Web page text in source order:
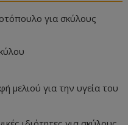
για σκύλους
μελιού για την υγεία του